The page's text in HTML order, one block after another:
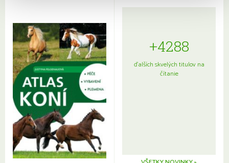
+4288
ďalších skvelých titulov na
čítanie